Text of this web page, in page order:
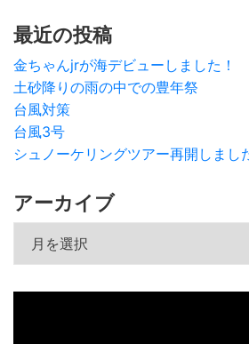
最近の投稿
金ちゃんjrが海デビューしました！
土砂降りの雨の中での豊年祭
台風対策
台風3号
シュノーケリングツアー再開しまし
アーカイブ